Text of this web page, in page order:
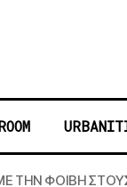
ΤΗΝ ΦΟΙΒΗ